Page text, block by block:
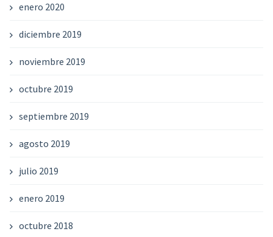
enero 2020
diciembre 2019
noviembre 2019
octubre 2019
septiembre 2019
agosto 2019
julio 2019
enero 2019
octubre 2018